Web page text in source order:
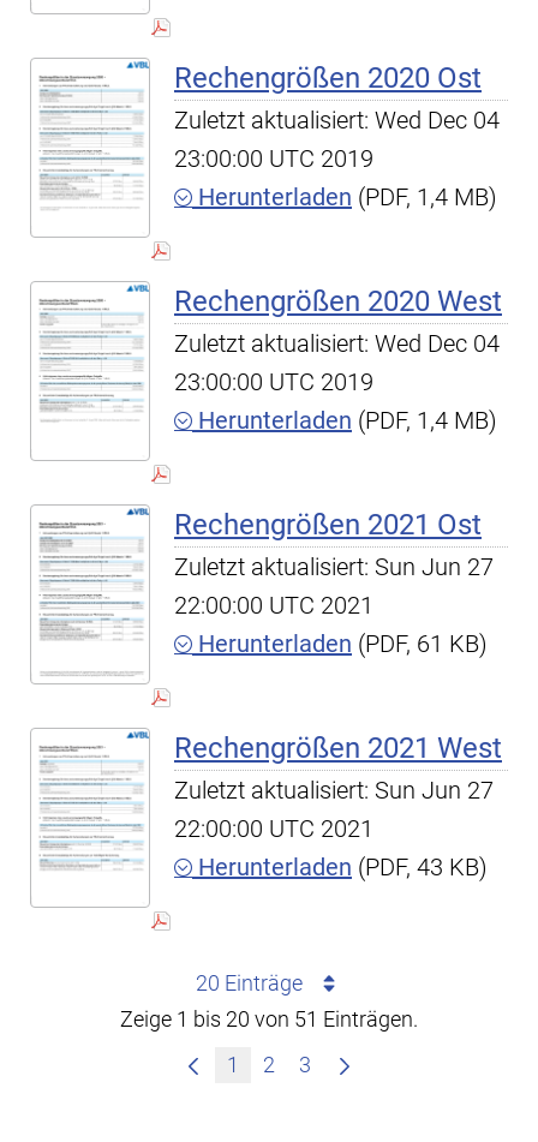
Rechengrößen 2020 Ost
Zuletzt aktualisiert: Wed Dec 04
23:00:00 UTC 2019
Herunterladen (PDF, 1,4 MB)
Rechengrößen 2020 West
Zuletzt aktualisiert: Wed Dec 04
23:00:00 UTC 2019
Herunterladen (PDF, 1,4 MB)
Rechengrößen 2021 Ost
Zuletzt aktualisiert: Sun Jun 27
22:00:00 UTC 2021
Herunterladen (PDF, 61 KB)
Rechengrößen 2021 West
Zuletzt aktualisiert: Sun Jun 27
22:00:00 UTC 2021
Herunterladen (PDF, 43 KB)
20 Einträge
Zeige 1 bis 20 von 51 Einträgen.
1
2 3